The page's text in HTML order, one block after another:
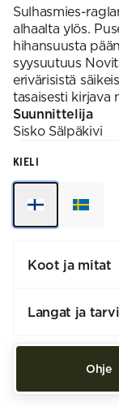
Sulhasmies-
alhaalta ylös.
hihansuusta
syysuutuus
erivärisistä
tasaisesti kirjava
Suunnittelija
Sisko Sälpäkivi
KIELI
Koot ja mitat
Langat ja
Ohje